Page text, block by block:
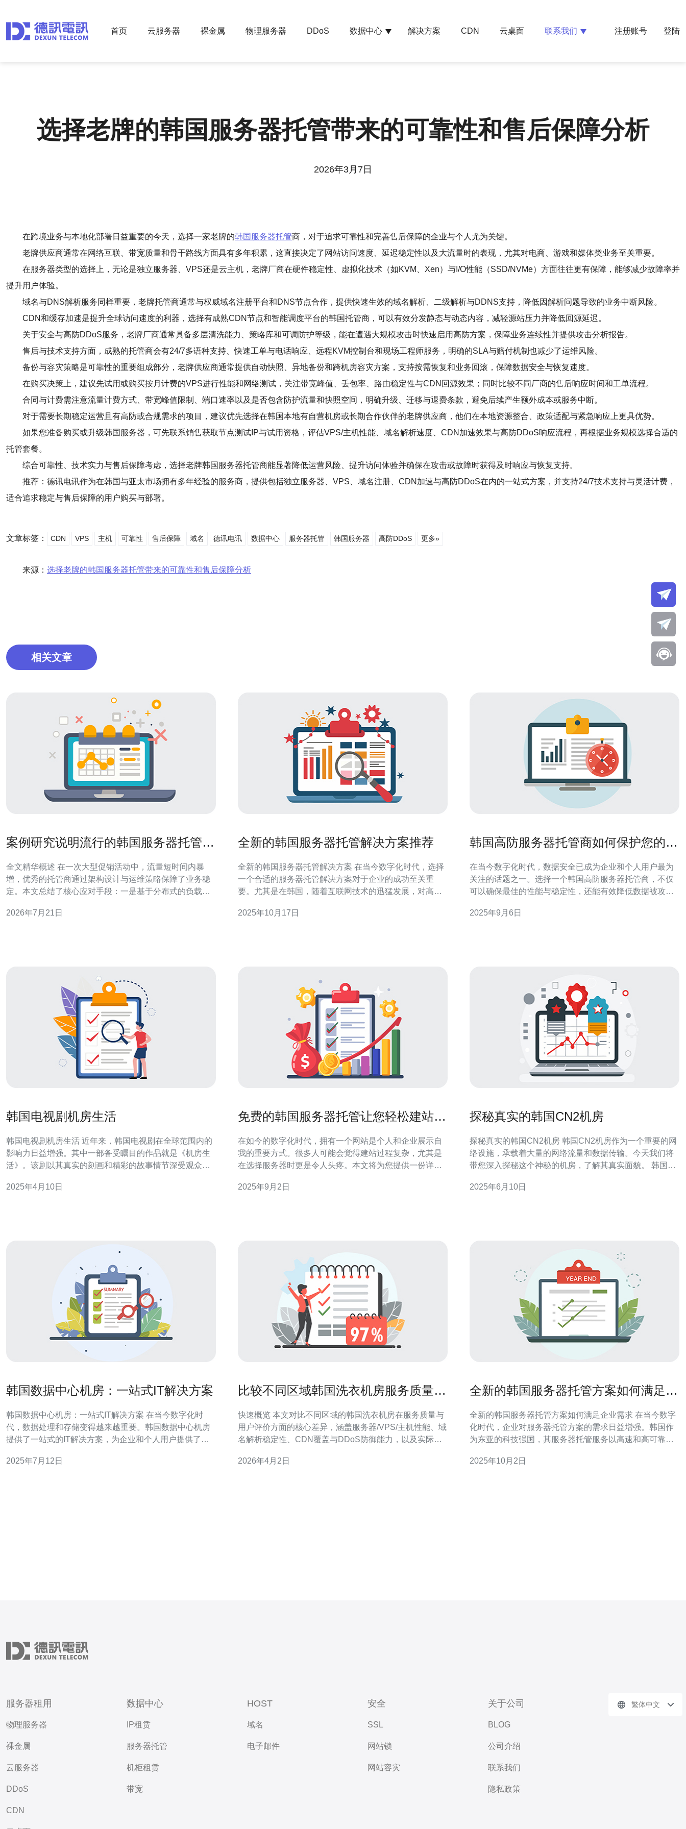
首页 云服务器 裸金属 物理服务器 DDoS 数据中心 解决方案 CDN 云桌面 联系我们 注册账号 登陆
选择老牌的韩国服务器托管带来的可靠性和售后保障分析
2026年3月7日
在跨境业务与本地化部署日益重要的今天，选择一家老牌的韩国服务器托管商，对于追求可靠性和完善售后保障的企业与个人尤为关键。
老牌供应商通常在网络互联、带宽质量和骨干路线方面具有多年积累，这直接决定了网站访问速度、延迟稳定性以及大流量时的表现，尤其对电商、游戏和媒体类业务至关重要。
在服务器类型的选择上，无论是独立服务器、VPS还是云主机，老牌厂商在硬件稳定性、虚拟化技术（如KVM、Xen）与I/O性能（SSD/NVMe）方面往往更有保障，能够减少故障率并
提升用户体验。
域名与DNS解析服务同样重要，老牌托管商通常与权威域名注册平台和DNS节点合作，提供快速生效的域名解析、二级解析与DDNS支持，降低因解析问题导致的业务中断风险。
CDN和缓存加速是提升全球访问速度的利器，选择有成熟CDN节点和智能调度平台的韩国托管商，可以有效分发静态与动态内容，减轻源站压力并降低回源延迟。
关于安全与高防DDoS服务，老牌厂商通常具备多层清洗能力、策略库和可调防护等级，能在遭遇大规模攻击时快速启用高防方案，保障业务连续性并提供攻击分析报告。
售后与技术支持方面，成熟的托管商会有24/7多语种支持、快速工单与电话响应、远程KVM控制台和现场工程师服务，明确的SLA与赔付机制也减少了运维风险。
备份与容灾策略是可靠性的重要组成部分，老牌供应商通常提供自动快照、异地备份和跨机房容灾方案，支持按需恢复和业务回滚，保障数据安全与恢复速度。
在购买决策上，建议先试用或购买按月计费的VPS进行性能和网络测试，关注带宽峰值、丢包率、路由稳定性与CDN回源效果；同时比较不同厂商的售后响应时间和工单流程。
合同与计费需注意流量计费方式、带宽峰值限制、端口速率以及是否包含防护流量和快照空间，明确升级、迁移与退费条款，避免后续产生额外成本或服务中断。
对于需要长期稳定运营且有高防或合规需求的项目，建议优先选择在韩国本地有自营机房或长期合作伙伴的老牌供应商，他们在本地资源整合、政策适配与紧急响应上更具优势。
如果您准备购买或升级韩国服务器，可先联系销售获取节点测试IP与试用资格，评估VPS/主机性能、域名解析速度、CDN加速效果与高防DDoS响应流程，再根据业务规模选择合适的
托管套餐。
综合可靠性、技术实力与售后保障考虑，选择老牌韩国服务器托管商能显著降低运营风险、提升访问体验并确保在攻击或故障时获得及时响应与恢复支持。
推荐：德讯电讯作为在韩国与亚太市场拥有多年经验的服务商，提供包括独立服务器、VPS、域名注册、CDN加速与高防DDoS在内的一站式方案，并支持24/7技术支持与灵活计费，
适合追求稳定与售后保障的用户购买与部署。
文章标签： CDN VPS 主机 可靠性 售后保障 域名 德讯电讯 数据中心 服务器托管 韩国服务器 高防DDoS 更多»
来源： 选择老牌的韩国服务器托管带来的可靠性和售后保障分析
相关文章
案例研究说明流行的韩国服务器托管在
全文精华概述 在一次大型促销活动中，流量短时间内暴
增，优秀的托管商通过架构设计与运维策略保障了业务稳
定。本文总结了核心应对手段：一是基于分布式的负载均
容与容器化提高< b>服务器与< b>VPS弹性；三是部署<
2026年7月21日
全新的韩国服务器托管解决方案推荐
全新的韩国服务器托管解决方案 在当今数字化时代，选择
一个合适的服务器托管解决方案对于企业的成功至关重
要。尤其是在韩国，随着互联网技术的迅猛发展，对高性
新的韩国服务器托管解决方案，帮助您在竞争激烈的市场
2025年10月17日
韩国高防服务器托管商如何保护您的数
在当今数字化时代，数据安全已成为企业和个人用户最为
关注的话题之一。选择一个韩国高防服务器托管商，不仅
可以确保最佳的性能与稳定性，还能有效降低数据被攻击
质量，了解这些托管商如何保护您的数据安全都至关重
2025年9月6日
韩国电视剧机房生活
韩国电视剧机房生活 近年来，韩国电视剧在全球范围内的
影响力日益增强。其中一部备受瞩目的作品就是《机房生
活》。该剧以其真实的刻画和精彩的故事情节深受观众喜
因。 《机房生活》是一部描绘现代社会机房工作人员生活
2025年4月10日
免费的韩国服务器托管让您轻松建站无
在如今的数字化时代，拥有一个网站是个人和企业展示自
我的重要方式。很多人可能会觉得建站过程复杂，尤其是
在选择服务器时更是令人头疼。本文将为您提供一份详细
建自己的网站。 1. 选择合适的韩国服务器托管平台 第一步
2025年9月2日
探秘真实的韩国CN2机房
探秘真实的韩国CN2机房 韩国CN2机房作为一个重要的网
络设施，承载着大量的网络流量和数据传输。今天我们将
带您深入探秘这个神秘的机房，了解其真实面貌。 韩国
房所在的建筑物外观现代，内部设施先进，保障了网络设
2025年6月10日
韩国数据中心机房：一站式IT解决方案
韩国数据中心机房：一站式IT解决方案 在当今数字化时
代，数据处理和存储变得越来越重要。韩国数据中心机房
提供了一站式的IT解决方案，为企业和个人用户提供了完
设备和高速网络，可以实现高效的数据处理和存储。无论
2025年7月12日
比较不同区域韩国洗衣机房服务质量与
快速概览 本文对比不同区域的韩国洗衣机房在服务质量与
用户评价方面的核心差异，涵盖服务器/VPS/主机性能、域
名解析稳定性、CDN覆盖与DDoS防御能力，以及实际运
合低延迟访问、哪类机房更可靠，并据此选择供应商。综
2026年4月2日
全新的韩国服务器托管方案如何满足企
全新的韩国服务器托管方案如何满足企业需求 在当今数字
化时代，企业对服务器托管方案的需求日益增强。韩国作
为东亚的科技强国，其服务器托管服务以高速和高可靠性
满足企业的多种需求，并带来更高的竞争优势。 1. 提供高
2025年10月2日
服务器租用
物理服务器
裸金属
云服务器
DDoS
CDN
数据中心
IP租赁
服务器托管
机柜租赁
带宽
HOST
域名
电子邮件
安全
SSL
网站锁
网站容灾
关于公司
BLOG
公司介绍
联系我们
隐私政策
繁体中文